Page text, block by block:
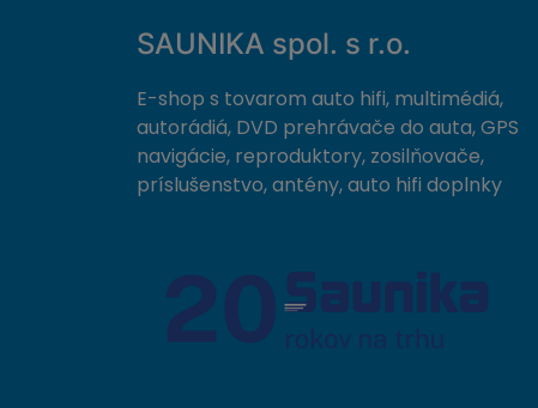
SAUNIKA spol. s r.o.
E-shop s tovarom auto hifi, multimédiá,
autorádiá, DVD prehrávače do auta, GPS
navigácie, reproduktory, zosilňovače,
príslušenstvo, antény, auto hifi doplnky